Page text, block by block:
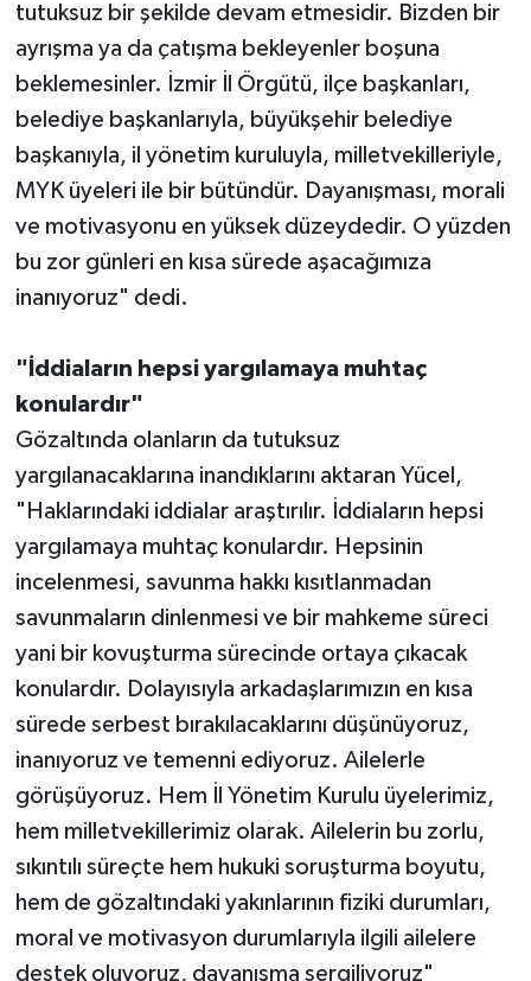
tutuksuz bir şekilde devam etmesidir. Bizden bir
ayrışma ya da çatışma bekleyenler boşuna
beklemesinler. İzmir İl Örgütü, ilçe başkanları,
belediye başkanlarıyla, büyükşehir belediye
başkanıyla, il yönetim kuruluyla, milletvekilleriyle,
MYK üyeleri ile bir bütündür. Dayanışması, morali
ve motivasyonu en yüksek düzeydedir. O yüzden
bu zor günleri en kısa sürede aşacağımıza
inanıyoruz" dedi.
"İddiaların hepsi yargılamaya muhtaç
konulardır"
Gözaltında olanların da tutuksuz
yargılanacaklarına inandıklarını aktaran Yücel,
"Haklarındaki iddialar araştırılır. İddiaların hepsi
yargılamaya muhtaç konulardır. Hepsinin
incelenmesi, savunma hakkı kısıtlanmadan
savunmaların dinlenmesi ve bir mahkeme süreci
yani bir kovuşturma sürecinde ortaya çıkacak
konulardır. Dolayısıyla arkadaşlarımızın en kısa
sürede serbest bırakılacaklarını düşünüyoruz,
inanıyoruz ve temenni ediyoruz. Ailelerle
görüşüyoruz. Hem İl Yönetim Kurulu üyelerimiz,
hem milletvekillerimiz olarak. Ailelerin bu zorlu,
sıkıntılı süreçte hem hukuki soruşturma boyutu,
hem de gözaltındaki yakınlarının fiziki durumları,
moral ve motivasyon durumlarıyla ilgili ailelere
destek oluyoruz, dayanışma sergiliyoruz"